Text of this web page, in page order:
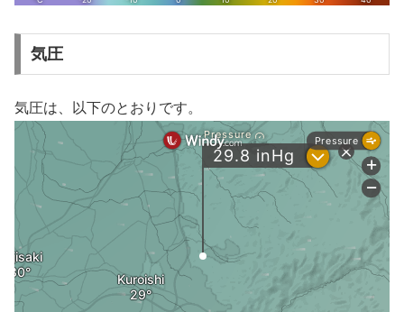
気圧
気圧は、以下のとおりです。